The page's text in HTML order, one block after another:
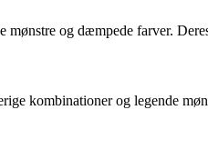
og dæmpede farver.
kombinationer og legende